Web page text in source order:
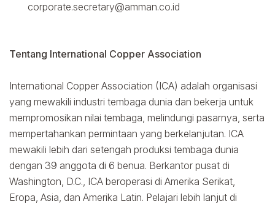
corporate.secretary@amman.co.id
Tentang International Copper Association
International Copper Association (ICA) adalah organisasi
yang mewakili industri tembaga dunia dan bekerja untuk
mempromosikan nilai tembaga, melindungi pasarnya, serta
mempertahankan permintaan yang berkelanjutan. ICA
mewakili lebih dari setengah produksi tembaga dunia
dengan 39 anggota di 6 benua. Berkantor pusat di
Washington, D.C., ICA beroperasi di Amerika Serikat,
Eropa, Asia, dan Amerika Latin. Pelajari lebih lanjut di